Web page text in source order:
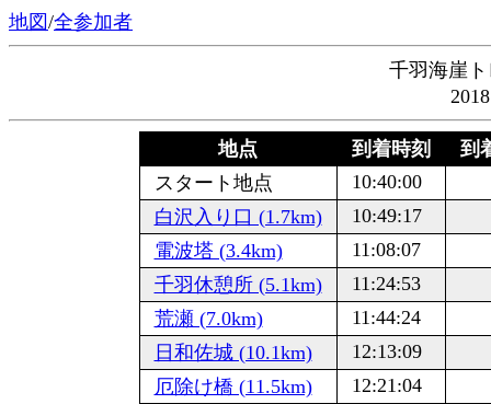
地図/全参加者
千羽海崖
地点 到着時刻
到
スタート地点
10:40:00
白沢入り口 (1.7km)
10:49:17
電波塔 (3.4km)
11:08:07
千羽休憩所 (5.1km)
11:24:53
荒瀬 (7.0km)
11:44:24
日和佐城 (10.1km)
12:13:09
厄除け橋 (11.5km)
12:21:04